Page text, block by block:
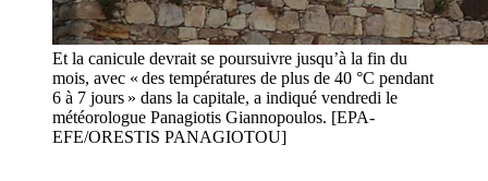
Et la canicule devrait se poursuivre jusqu’à la fin du
mois, avec « des températures de plus de 40 °C pendant
6 à 7 jours » dans la capitale, a indiqué vendredi le
météorologue Panagiotis Giannopoulos. [EPA-
EFE/ORESTIS PANAGIOTOU]